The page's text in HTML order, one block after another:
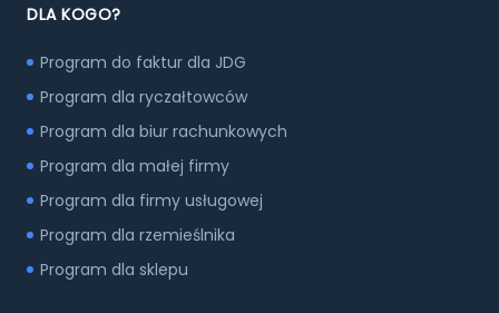
DLA KOGO?
Program do faktur dla JDG
Program dla ryczałtowców
Program dla biur rachunkowych
Program dla małej firmy
Program dla firmy usługowej
Program dla rzemieślnika
Program dla sklepu